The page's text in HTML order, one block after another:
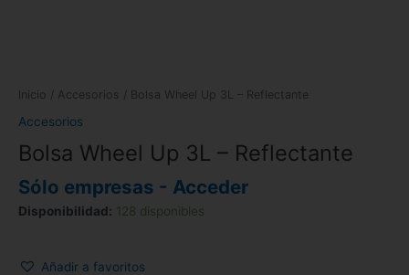
Inicio / Accesorios / Bolsa Wheel Up 3L – Reflectante
Accesorios
Bolsa Wheel Up 3L – Reflectante
Sólo empresas - Acceder
Disponibilidad: 128 disponibles
Añadir a favoritos